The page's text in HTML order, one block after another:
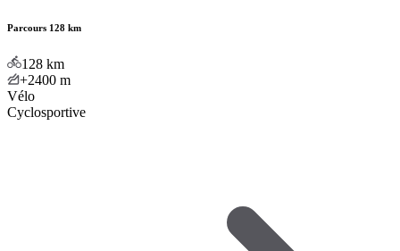
Parcours 128 km
128 km
+2400 m
Vélo
Cyclosportive